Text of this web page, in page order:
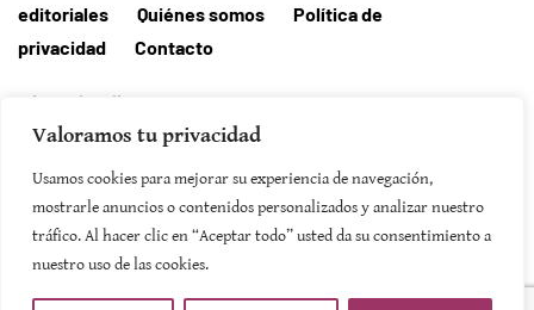
Valoramos tu privacidad
Usamos cookies para mejorar su experiencia de navegación,
mostrarle anuncios o contenidos personalizados y analizar nuestro
tráfico. Al hacer clic en “Aceptar todo” usted da su consentimiento a
nuestro uso de las cookies.
editoriales
Quiénes somos
Política de
privacidad
Contacto
Editorial MallorcaHora
SUSCRIBIRSE